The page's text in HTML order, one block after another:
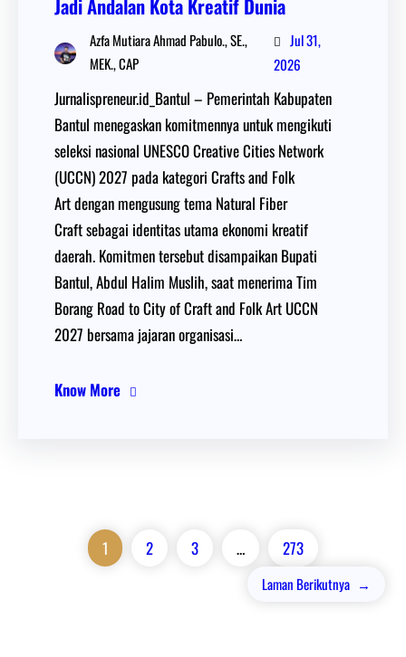
Jadi Andalan Kota Kreatif Dunia
Azfa Mutiara Ahmad Pabulo., SE.,
MEK., CAP
Jul 31,
2026
Jurnalispreneur.id_Bantul – Pemerintah Kabupaten
Bantul menegaskan komitmennya untuk mengikuti
seleksi nasional UNESCO Creative Cities Network
(UCCN) 2027 pada kategori Crafts and Folk
Art dengan mengusung tema Natural Fiber
Craft sebagai identitas utama ekonomi kreatif
daerah. Komitmen tersebut disampaikan Bupati
Bantul, Abdul Halim Muslih, saat menerima Tim
Borang Road to City of Craft and Folk Art UCCN
2027 bersama jajaran organisasi…
Know More
1 2 3 … 273
Laman Berikutnya →